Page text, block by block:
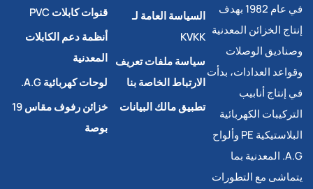
في عام 1982 بهدف
إنتاج الخزائن المعدنية
وصناديق الوصلات
وقواعد العدادات، بدأت
في إنتاج أنابيب
التركيبات الكهربائية
البلاستيكية PE وألواح
A.G. المعدنية بما
يتماشى مع التطورات
السياسة العامة لـ
KVKK
سياسة ملفات تعريف
الارتباط الخاصة بنا
تطبيق مالك البيانات
قنوات كابلات PVC
أنظمة دعم الكابلات
المعدنية
لوحات كهربائية A.G.
خزائن رفوف مقاس 19
بوصة